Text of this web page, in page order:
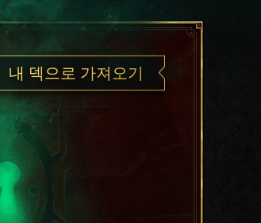
내 덱으로 가져오기